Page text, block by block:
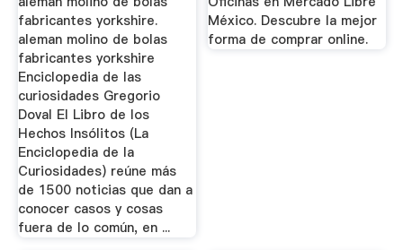
fabricantes yorkshire.
aleman molino de bolas
fabricantes yorkshire
Enciclopedia de las
curiosidades Gregorio
Doval El Libro de los
Hechos Insólitos (La
Enciclopedia de la
Curiosidades) reúne más
de 1500 noticias que dan a
conocer casos y cosas
fuera de lo común, en ...
México. Descubre la mejor
forma de comprar online.